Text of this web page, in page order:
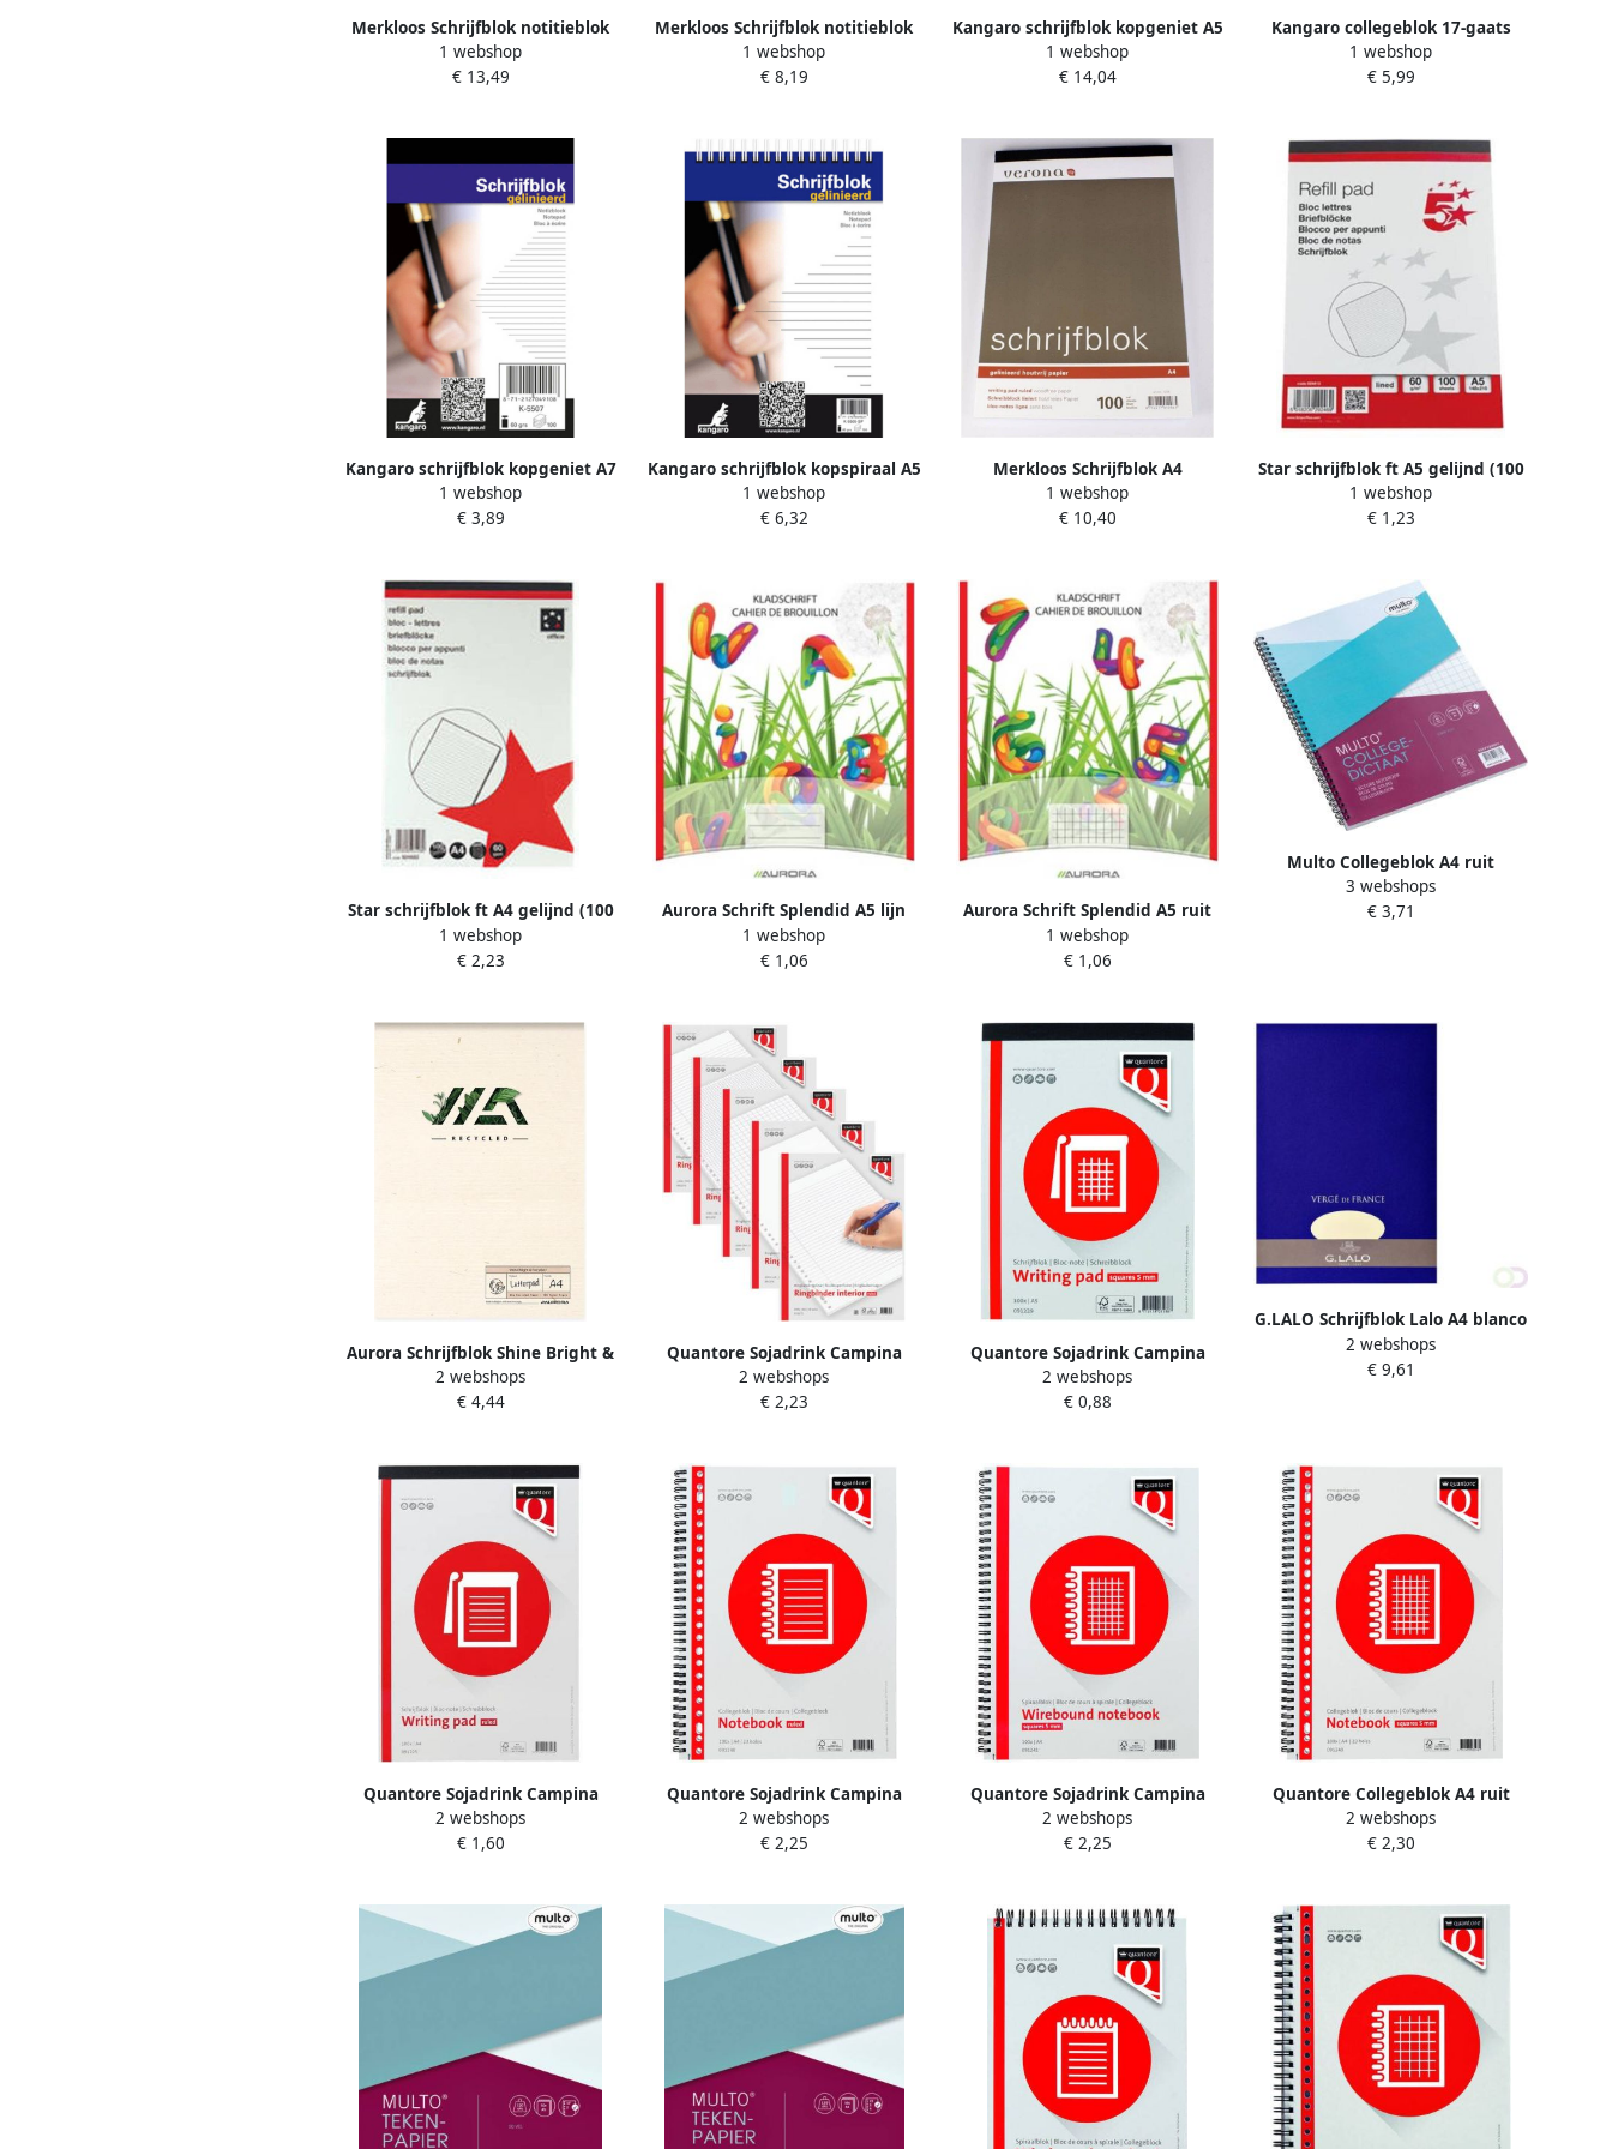
Merkloos Schrijfblok notitieblok
gelinieerd 3x A5 100 vellen
papier Schrijfpapier
1 webshop
€ 13,49
Merkloos Schrijfblok notitieblok
gelinieerd 2x A5 100 vellen
papier Schrijfpapier
1 webshop
€ 8,19
Kangaro schrijfblok kopgeniet A5
gelinieerd wit
1 webshop
€ 14,04
Kangaro collegeblok 17-gaats
gelinieerd A5 papier wit 80
pagina&apos;s
1 webshop
€ 5,99
Kangaro schrijfblok kopgeniet A7
gelinieerd wit 100 pagina&apos;s
1 webshop
€ 3,89
Kangaro schrijfblok kopspiraal A5
gelinieerd wit
1 webshop
€ 6,32
Merkloos Schrijfblok A4
gelinieerd 100 vel Schrijfpapier
1 webshop
€ 10,40
Star schrijfblok ft A5 gelijnd (100
vel)
1 webshop
€ 1,23
Star schrijfblok ft A4 gelijnd (100
vel)
1 webshop
€ 2,23
Aurora Schrift Splendid A5 lijn
200blz 45gr
1 webshop
€ 1,06
Aurora Schrift Splendid A5 ruit
5x5mm 200blz 45gr
1 webshop
€ 1,06
Multo Collegeblok A4 ruit
10x10mm 23-gaats 160 pagina's
80gr wit
3 webshops
€ 3,71
Aurora Schrijfblok Shine Bright &
Recycled A4 50vel lijn 80gr
2 webshops
€ 4,44
Quantore Sojadrink Campina
plantaardig pak 1 liter
2 webshops
€ 2,23
Quantore Sojadrink Campina
plantaardig pak 1 liter
2 webshops
€ 0,88
G.LALO Schrijfblok Lalo A4 blanco
100 pagina's 100gr gevergeerd
ivoor
2 webshops
€ 9,61
Quantore Sojadrink Campina
plantaardig pak 1 liter
2 webshops
€ 1,60
Quantore Sojadrink Campina
plantaardig pak 1 liter
2 webshops
€ 2,25
Quantore Sojadrink Campina
plantaardig pak 1 liter
2 webshops
€ 2,25
Quantore Collegeblok A4 ruit
5mm 23-gaats 100 vel 70gr
2 webshops
€ 2,30